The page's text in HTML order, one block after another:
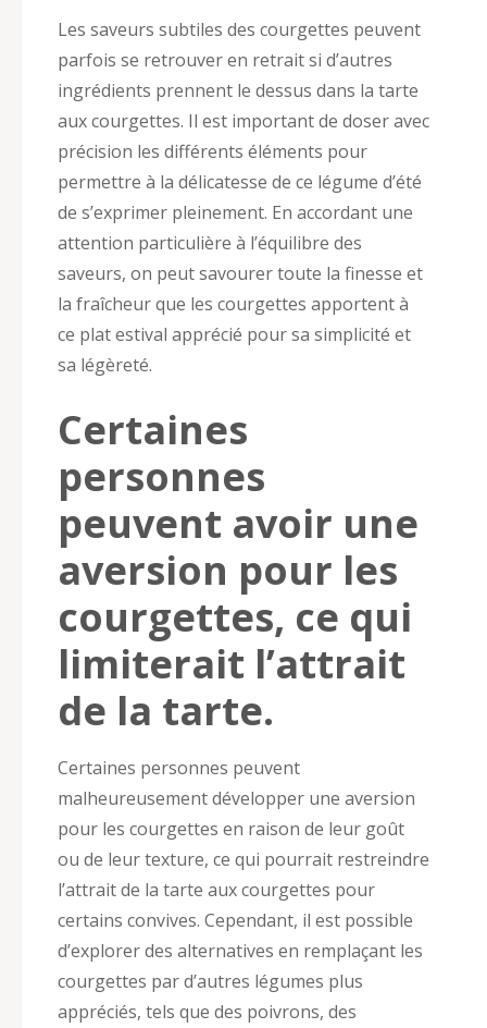
Les saveurs subtiles des courgettes peuvent
parfois se retrouver en retrait si d’autres
ingrédients prennent le dessus dans la tarte
aux courgettes. Il est important de doser avec
précision les différents éléments pour
permettre à la délicatesse de ce légume d’été
de s’exprimer pleinement. En accordant une
attention particulière à l’équilibre des
saveurs, on peut savourer toute la finesse et
la fraîcheur que les courgettes apportent à
ce plat estival apprécié pour sa simplicité et
sa légèreté.
Certaines
personnes
peuvent avoir une
aversion pour les
courgettes, ce qui
limiterait l’attrait
de la tarte.
Certaines personnes peuvent
malheureusement développer une aversion
pour les courgettes en raison de leur goût
ou de leur texture, ce qui pourrait restreindre
l’attrait de la tarte aux courgettes pour
certains convives. Cependant, il est possible
d’explorer des alternatives en remplaçant les
courgettes par d’autres légumes plus
appréciés, tels que des poivrons, des